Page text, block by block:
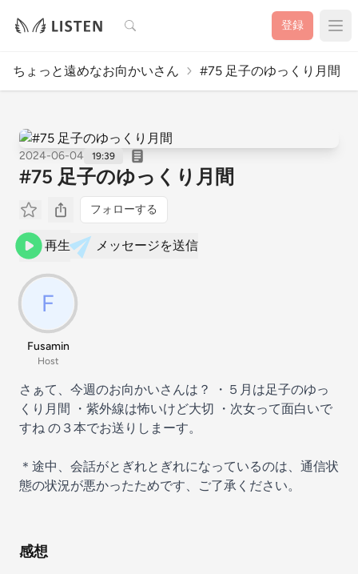
検索 登録
ちょっと遠めなお向かいさん #75 足子のゆっくり月間
2024-06-04 19:39
#75 足子のゆっくり月間
フォローする
再生 メッセージを送信
Fusamin
Host
さぁて、今週のお向かいさんは？ ・５月は足子のゆっ
くり月間 ・紫外線は怖いけど大切 ・次女って面白いで
すね の３本でお送りしまーす。
＊途中、会話がとぎれとぎれになっているのは、通信状
態の状況が悪かったためです、ご了承ください。
感想